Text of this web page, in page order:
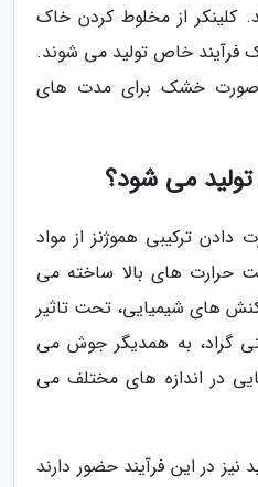
کلینکر از مخلوط کردن خاک
خاص تولید می شوند.
صورت خشک برای مدت های
می شود؟
دادن ترکیبی هموژنز از مواد
حرارت های بالا ساخته می
های شیمیایی، تحت تاثیر
درجه سانتی گراد، به همدیگر جوش می
در اندازه های مختلف می
نیز در این فرآیند حضور دارند